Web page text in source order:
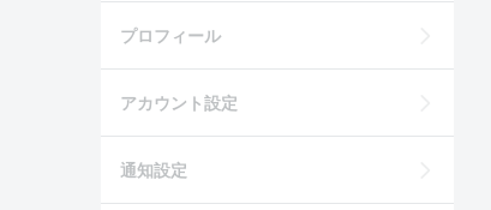
プロフィール
アカウント設定
通知設定